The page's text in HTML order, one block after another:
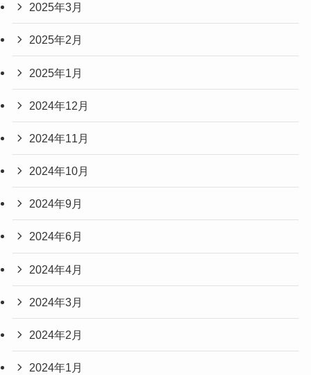
2025年3月
2025年2月
2025年1月
2024年12月
2024年11月
2024年10月
2024年9月
2024年6月
2024年4月
2024年3月
2024年2月
2024年1月